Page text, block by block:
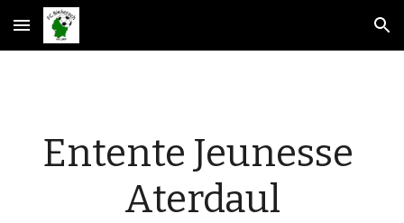
Skip to main content Skip to navigation
Entente Jeunesse
Aterdaul